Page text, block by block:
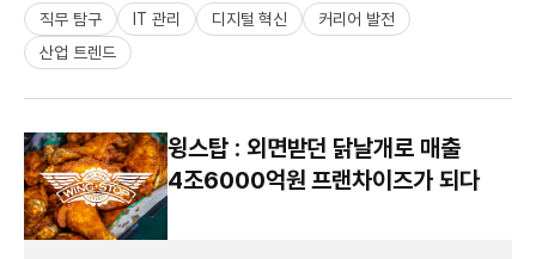
직무 탐구 IT 관리 디지털 혁신
커리어 발전
산업 트렌드
윙스탑 : 외면받던 닭날개로 매출
4조6000억원 프랜차이즈가 되다